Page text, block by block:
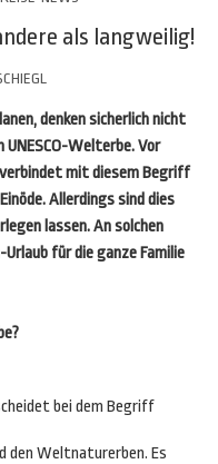
als langweilig!
denken sicherlich nicht
Welterbe. Vor
mit diesem Begriff
Allerdings sind dies
lassen. An solchen
für die ganze Familie
bei dem Begriff
den Weltnaturerben. Es